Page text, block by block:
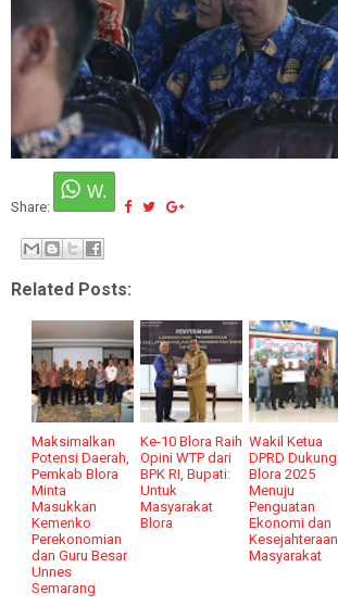
Share:
Related Posts:
Maksimalkan
Potensi Daerah,
Pemkab Blora
Minta
Masukkan
Kemenko
Perekonomian
dan Guru Besar
Unnes
Semarang
Ke-10 Blora Raih
Opini WTP dari
BPK RI, Bupati:
Untuk
Masyarakat
Blora
Wakil Ketua
DPRD Dukung
Blora 2025
Menuju
Penguatan
Ekonomi dan
Kesejahteraan
Masyarakat